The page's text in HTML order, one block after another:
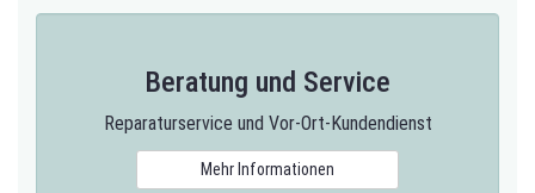
Beratung und Service
Reparaturservice und Vor-Ort-Kundendienst
Mehr Informationen